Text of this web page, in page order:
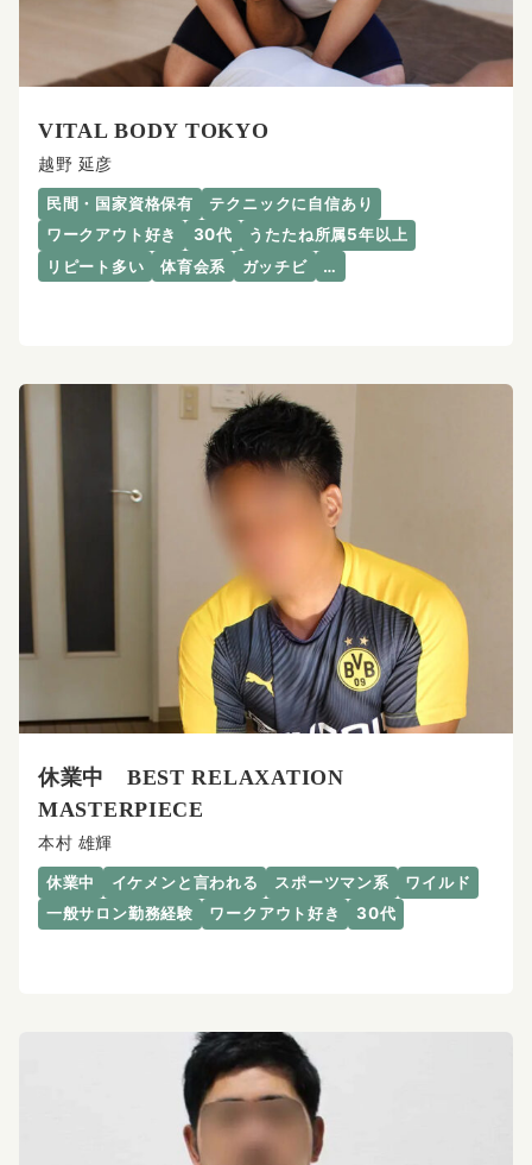
VITAL BODY TOKYO
越野 延彦
民間・国家資格保有
テクニックに自信あり
ワークアウト好き
30代
うたたね所属5年以上
リピート多い
体育会系 ガッチビ …
休業中 BEST RELAXATION
MASTERPIECE
本村 雄輝
休業中 イケメンと言われる スポーツマン系
ワイルド
一般サロン勤務経験
ワークアウト好き 30代